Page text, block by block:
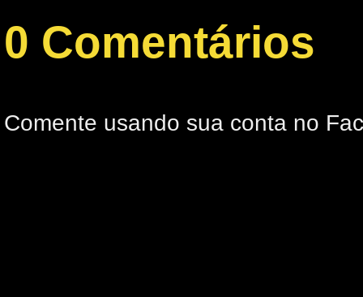
0 Comentários
Comente usando sua conta no